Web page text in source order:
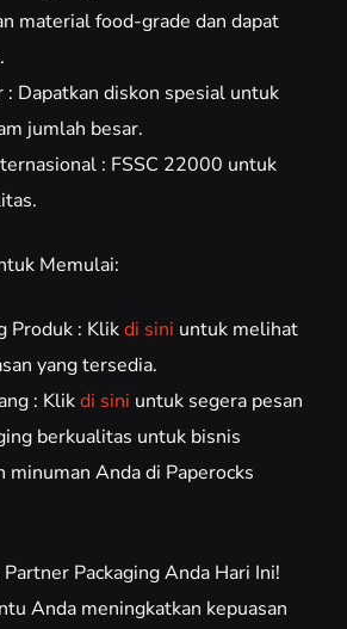
material food-grade dan dapat
: Dapatkan diskon spesial untuk
jumlah besar.
: FSSC 22000 untuk
Memulai:
Produk : Klikdi sini untuk melihat
yang tersedia.
: Klikdi sini untuk segera pesan
berkualitas untuk bisnis
minuman Anda di Paperocks
Partner Packaging Anda Hari Ini!
Anda meningkatkan kepuasan